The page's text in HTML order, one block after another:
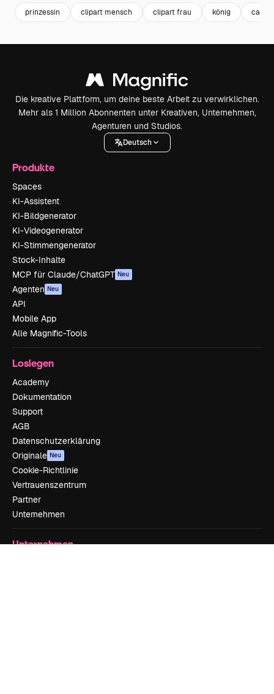
prinzessin clipart mensch clipart frau könig
Die kreative Plattform, um deine beste Arbeit zu verwirklichen.
Mehr als 1 Million Abonnenten unter Kreativen, Unternehmen,
Agenturen und Studios.
Deutsch
Produkte
Spaces
KI-Assistent
KI-Bildgenerator
KI-Videogenerator
KI-Stimmengenerator
Stock-Inhalte
MCP für Claude/ChatGPT Neu
Agenten Neu
API
Mobile App
Alle Magnific-Tools
Loslegen
Academy
Dokumentation
Support
AGB
Datenschutzerklärung
Originale Neu
Cookie-Richtlinie
Vertrauenszentrum
Partner
Unternehmen
Unternehmen